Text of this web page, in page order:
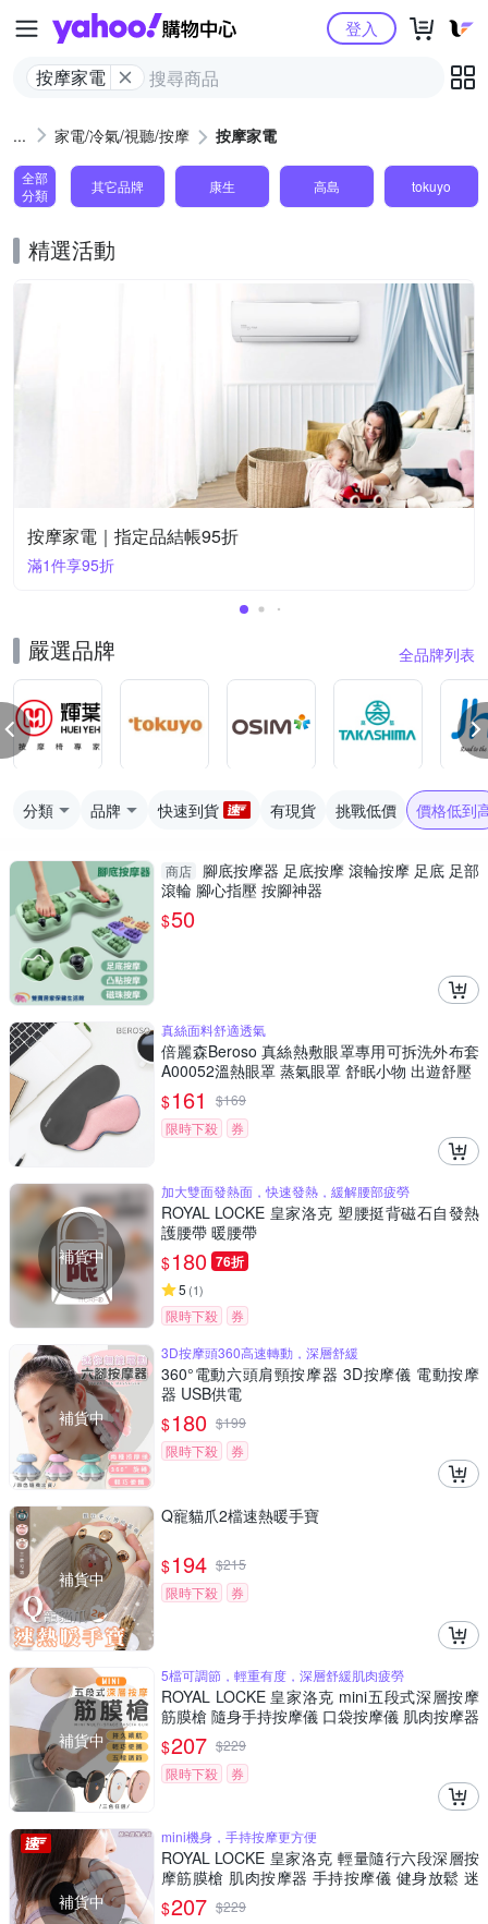
Yahoo購物中心
按摩家電
登入
家電/冷氣/視聽/按摩 按摩家電
全部
分類
其它品牌 康生 高島 tokuyo
精選活動
按摩家電｜指定品結帳95折
滿1件享95折
嚴選品牌 全品牌列表
分類 品牌 快速到貨 有現貨 挑戰低價 價格低到
商店
腳底按摩器 足底按摩 滾輪按摩 足底 足部
滾輪 腳心指壓 按腳神器
$50
真絲面料舒適透氣
倍麗森Beroso 真絲熱敷眼罩專用可拆洗外布套
A00052溫熱眼罩 蒸氣眼罩 舒眠小物 出遊舒壓
$161 $169
限時下殺
券
補貨中
加大雙面發熱面，快速發熱，緩解腰部疲勞
ROYAL LOCKE 皇家洛克 塑腰挺背磁石自發熱
護腰帶 暖腰帶
$180 76折
5 (1)
限時下殺 券
補貨中
3D按摩頭360高速轉動，深層舒緩
360°電動六頭肩頸按摩器 3D按摩儀 電動按摩
器 USB供電
$180 $199
限時下殺
券
補貨中
Q寵貓爪2檔速熱暖手寶
$194 $215
限時下殺
券
補貨中
5檔可調節，輕重有度，深層舒緩肌肉疲勞
ROYAL LOCKE 皇家洛克 mini五段式深層按摩
筋膜槍 隨身手持按摩儀 口袋按摩儀 肌肉按摩器
舒緩疲勞 運動放鬆按摩
$207 $229
限時下殺
券
補貨中
mini機身，手持按摩更方便
ROYAL LOCKE 皇家洛克 輕量隨行六段深層按
摩筋膜槍 肌肉按摩器 手持按摩儀 健身放鬆 迷
你筋膜槍 身體按摩舒緩 USB充電
$207 $229